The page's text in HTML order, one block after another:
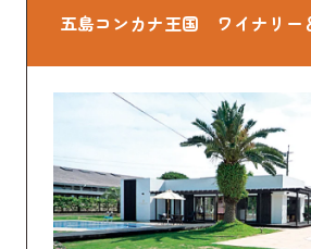
五島コンカナ王国 ワイナリー